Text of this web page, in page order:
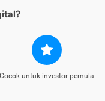
Cocok untuk investor pemula